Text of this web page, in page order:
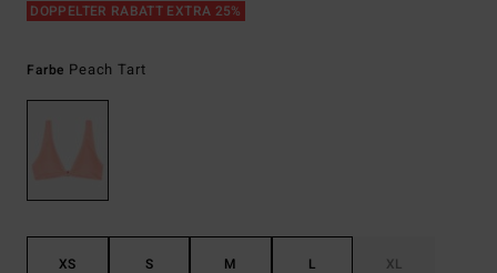
DOPPELTER RABATT EXTRA 25%
Farbe Peach Tart
XS S M L XL